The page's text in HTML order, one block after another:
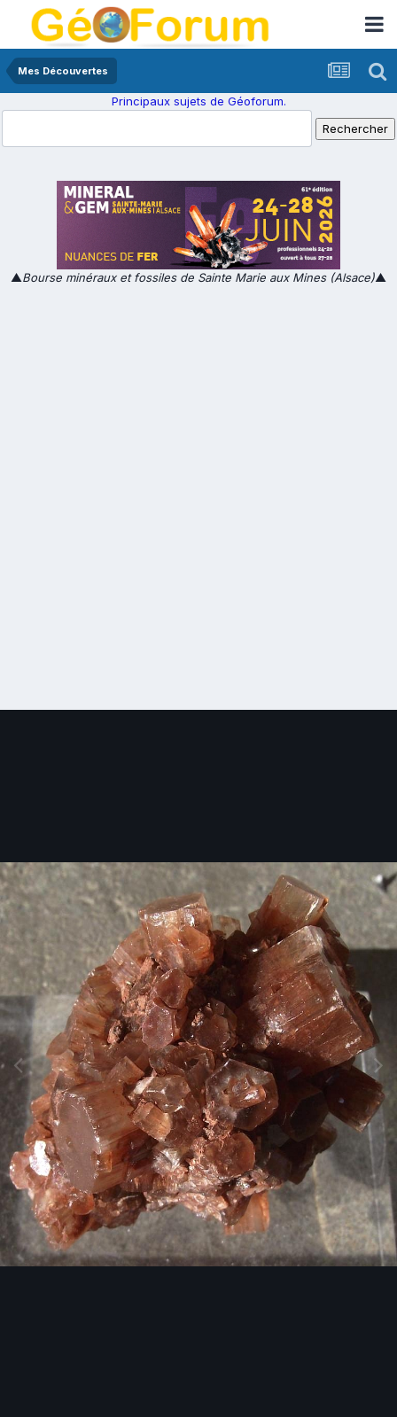
Mes Découvertes
Principaux sujets de Géoforum.
▲Bourse minéraux et fossiles de Sainte Marie aux Mines (Alsace)▲